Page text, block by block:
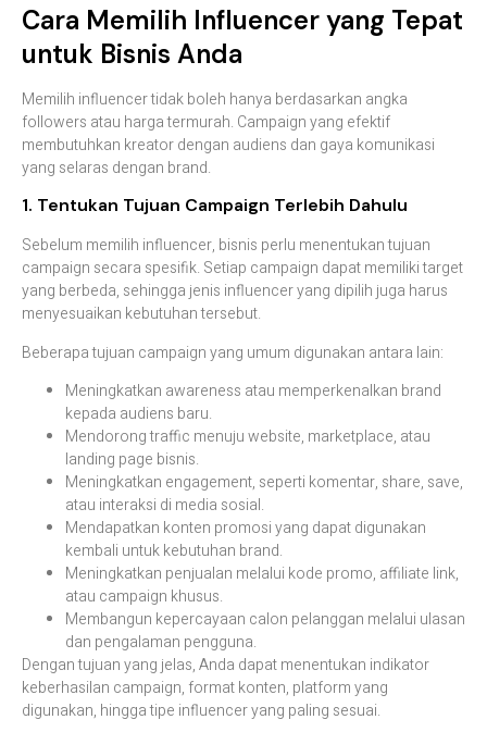
Cara Memilih Influencer yang Tepat
untuk Bisnis Anda
Memilih influencer tidak boleh hanya berdasarkan angka
followers atau harga termurah. Campaign yang efektif
membutuhkan kreator dengan audiens dan gaya komunikasi
yang selaras dengan brand.
1. Tentukan Tujuan Campaign Terlebih Dahulu
Sebelum memilih influencer, bisnis perlu menentukan tujuan
campaign secara spesifik. Setiap campaign dapat memiliki target
yang berbeda, sehingga jenis influencer yang dipilih juga harus
menyesuaikan kebutuhan tersebut.
Beberapa tujuan campaign yang umum digunakan antara lain:
Meningkatkan awareness atau memperkenalkan brand
kepada audiens baru.
Mendorong traffic menuju website, marketplace, atau
landing page bisnis.
Meningkatkan engagement, seperti komentar, share, save,
atau interaksi di media sosial.
Mendapatkan konten promosi yang dapat digunakan
kembali untuk kebutuhan brand.
Meningkatkan penjualan melalui kode promo, affiliate link,
atau campaign khusus.
Membangun kepercayaan calon pelanggan melalui ulasan
dan pengalaman pengguna.
Dengan tujuan yang jelas, Anda dapat menentukan indikator
keberhasilan campaign, format konten, platform yang
digunakan, hingga tipe influencer yang paling sesuai.